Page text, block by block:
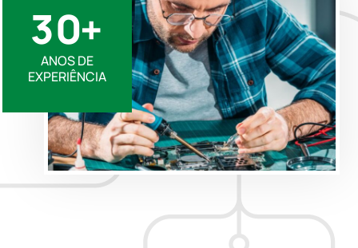
30+
ANOS DE
EXPERIÊNCIA